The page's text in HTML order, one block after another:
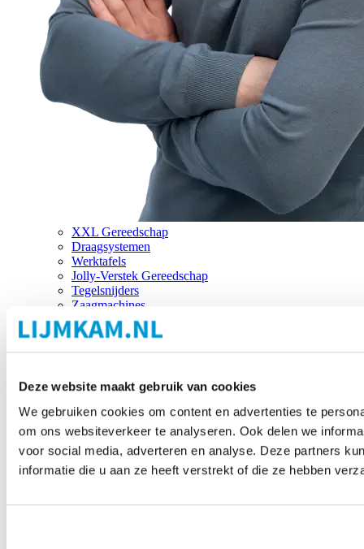
Deze website maakt gebruik van cookies
We gebruiken cookies om content en advertenties te
om ons websiteverkeer te analyseren. Ook delen we
voor social media, adverteren en analyse. Deze partners
informatie die u aan ze heeft verstrekt of die ze hebben
XXL Gereedschap
Draagsystemen
Werktafels
Jolly-Verstek Gereedschap
Tegelsnijders
Zaagmachines
Merken